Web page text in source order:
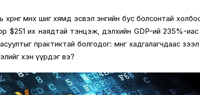
өмнөх шиг хямд эсвэл энгийн бус болсонтай
$251 их наядтай тэнцэж, дэлхийн GDP-ий 235%-иас
практиктай болгодог: мөнгө хадгалагчдаас зээл
хэн үүрдэг вэ?